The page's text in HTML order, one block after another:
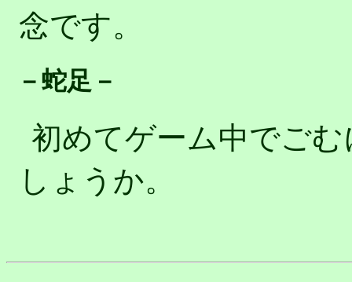
念です。
－蛇足－
初めてゲーム中でご
しょうか。